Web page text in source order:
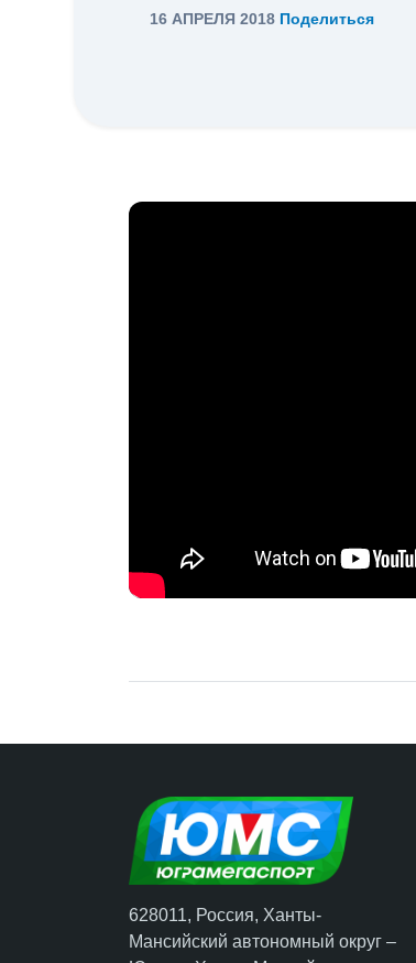
16 АПРЕЛЯ 2018 Поделиться
628011, Россия, Ханты-
Мансийский автономный округ –